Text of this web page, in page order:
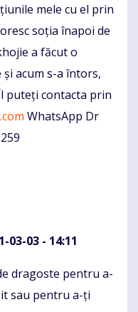
mele cu el prin
soția înapoi de
a făcut o
acum s-a întors,
puteți contacta prin
WhatsApp Dr
03-03 - 14:11
dragoste pentru a-
sau pentru a-ți